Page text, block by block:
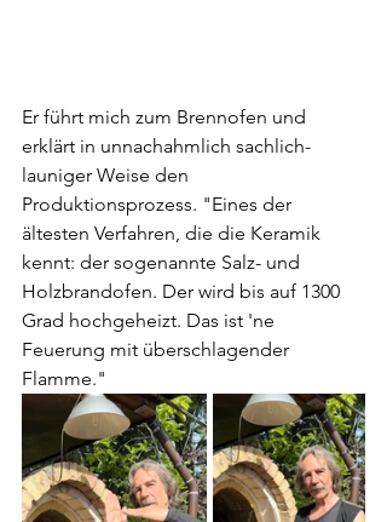
Er führt mich zum Brennofen und
erklärt in unnachahmlich sachlich-
launiger Weise den
Produktionsprozess. "Eines der
ältesten Verfahren, die die Keramik
kennt: der sogenannte Salz- und
Holzbrandofen. Der wird bis auf 1300
Grad hochgeheizt. Das ist 'ne
Feuerung mit überschlagender
Flamme."